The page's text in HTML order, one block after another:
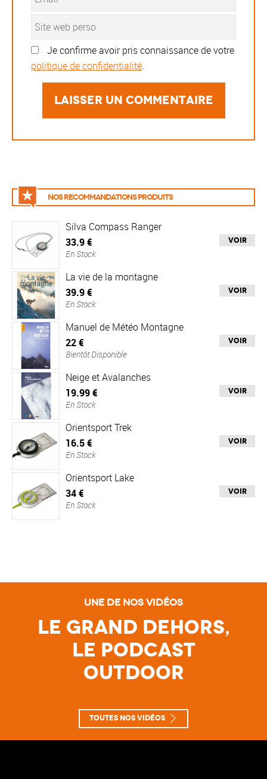
Je confirme avoir pris connaissance de votre
politique de confidentialité.
Nos recommandations produits
Silva Compass Ranger
33.9 €
En Stock
Voir
La vie de la montagne
39.9 €
En Stock
Voir
Manuel de Météo Montagne
22 €
Bientôt Disponible
Voir
Neige et Avalanches
19.99 €
En Stock
Voir
Orientsport Trek
16.5 €
En Stock
Voir
Orientsport Lake
34 €
En Stock
Voir
Une de nos vidéos
Le Grand Dehors,
le Podcast
Outdoor
Toutes nos vidéos